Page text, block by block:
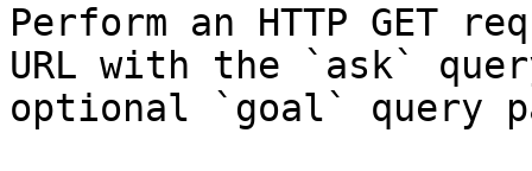
Perform an HTTP GET
URL with the `ask`
optional `goal` query